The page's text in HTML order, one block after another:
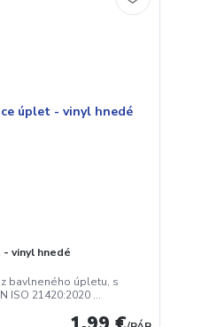
- vinyl hnedé
bavlneného úpletu, s
ISO 21420:2020 ...